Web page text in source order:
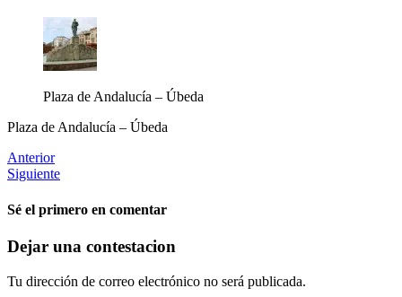
Plaza de Andalucía – Úbeda
Plaza de Andalucía – Úbeda
Anterior
Siguiente
Sé el primero en comentar
Dejar una contestacion
Tu dirección de correo electrónico no será publicada.